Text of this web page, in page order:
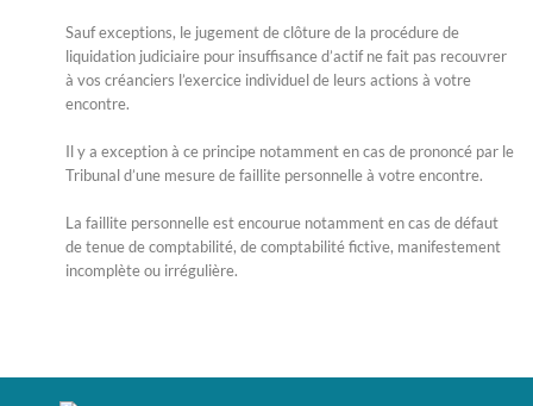
Sauf exceptions, le jugement de clôture de la procédure de
liquidation judiciaire pour insuffisance d’actif ne fait pas recouvrer
à vos créanciers l’exercice individuel de leurs actions à votre
encontre.
Il y a exception à ce principe notamment en cas de prononcé par le
Tribunal d’une mesure de faillite personnelle à votre encontre.
La faillite personnelle est encourue notamment en cas de défaut
de tenue de comptabilité, de comptabilité fictive, manifestement
incomplète ou irrégulière.